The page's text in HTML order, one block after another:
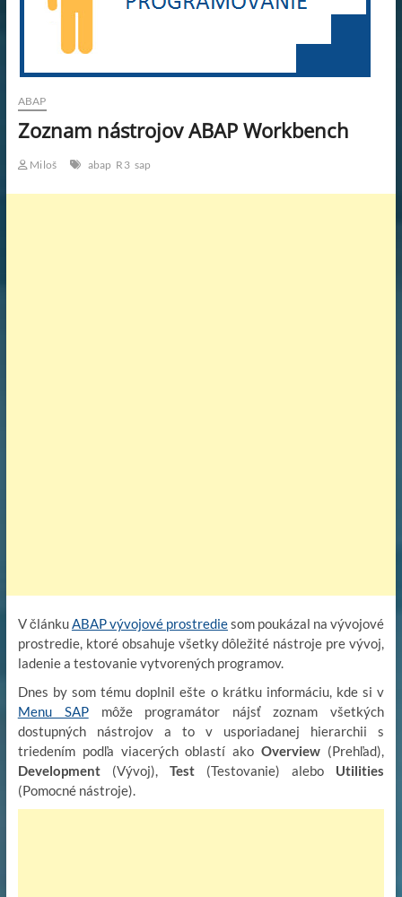
ABAP
Zoznam nástrojov ABAP Workbench
Miloš abap R3 sap
V článku ABAP vývojové prostrediesom poukázal na vývojové
prostredie, ktoré obsahuje všetky dôležité nástroje pre vývoj,
ladenie a testovanie vytvorených programov.
Dnes by som tému doplnil ešte o krátku informáciu, kde si v
Menu SAPmôže programátor nájsť zoznam všetkých
dostupných nástrojov a to v usporiadanej hierarchii s
triedením podľa viacerých oblastí akoOverview (Prehľad),
Development(Vývoj), Test(Testovanie) alebo Utilities
(Pomocné nástroje).